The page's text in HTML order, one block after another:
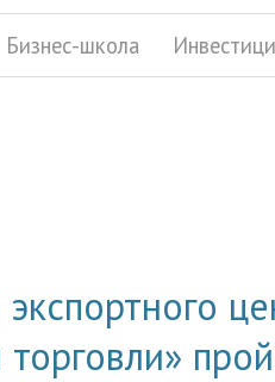
Бизнес-школа